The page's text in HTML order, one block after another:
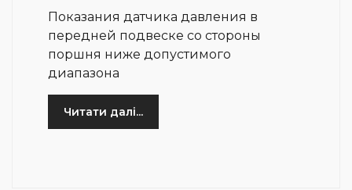
Показания датчика давления в
передней подвеске со стороны
поршня ниже допустимого
диапазона
Читати далі...